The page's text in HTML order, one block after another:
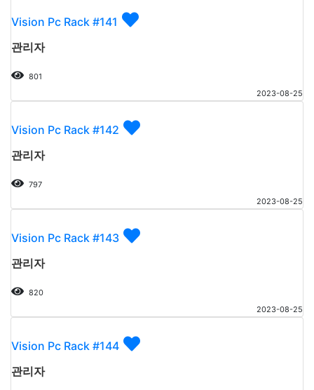
Vision Pc Rack #141
관리자
801
2023-08-25
Vision Pc Rack #142
관리자
797
2023-08-25
Vision Pc Rack #143
관리자
820
2023-08-25
Vision Pc Rack #144
관리자